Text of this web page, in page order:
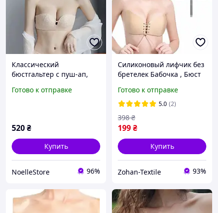
Классический
бюстгальтер с пуш-ап,
ап, бюстгальтер без
Готово к отправке
520₴
Купить
NoelleStore 96%
Силиконовый лифчик без
бретелек Бабочка , Бюст
бабочка,бюстгальтер для
открытого платья
Готово к отправке
5.0 (2)
199₴
398 ₴
Купить
Zohan-Textile 93%